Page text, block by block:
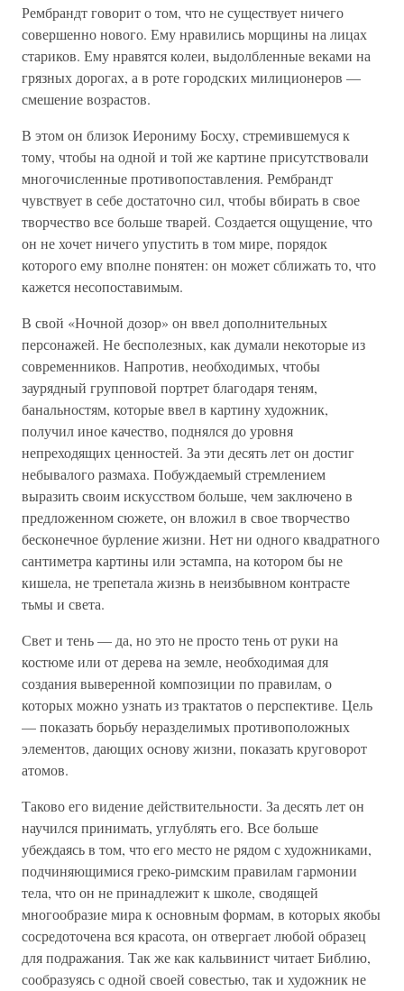
Рембрандт говорит о том, что не существует ничего
совершенно нового. Ему нравились морщины на лицах
стариков. Ему нравятся колеи, выдолбленные веками на
грязных дорогах, а в роте городских милиционеров —
смешение возрастов.
В этом он близок Иерониму Босху, стремившемуся к
тому, чтобы на одной и той же картине присутствовали
многочисленные противопоставления. Рембрандт
чувствует в себе достаточно сил, чтобы вбирать в свое
творчество все больше тварей. Создается ощущение, что
он не хочет ничего упустить в том мире, порядок
которого ему вполне понятен: он может сближать то, что
кажется несопоставимым.
В свой «Ночной дозор» он ввел дополнительных
персонажей. Не бесполезных, как думали некоторые из
современников. Напротив, необходимых, чтобы
заурядный групповой портрет благодаря теням,
банальностям, которые ввел в картину художник,
получил иное качество, поднялся до уровня
непреходящих ценностей. За эти десять лет он достиг
небывалого размаха. Побуждаемый стремлением
выразить своим искусством больше, чем заключено в
предложенном сюжете, он вложил в свое творчество
бесконечное бурление жизни. Нет ни одного квадратного
сантиметра картины или эстампа, на котором бы не
кишела, не трепетала жизнь в неизбывном контрасте
тьмы и света.
Свет и тень — да, но это не просто тень от руки на
костюме или от дерева на земле, необходимая для
создания выверенной композиции по правилам, о
которых можно узнать из трактатов о перспективе. Цель
— показать борьбу неразделимых противоположных
элементов, дающих основу жизни, показать круговорот
атомов.
Таково его видение действительности. За десять лет он
научился принимать, углублять его. Все больше
убеждаясь в том, что его место не рядом с художниками,
подчиняющимися греко-римским правилам гармонии
тела, что он не принадлежит к школе, сводящей
многообразие мира к основным формам, в которых якобы
сосредоточена вся красота, он отвергает любой образец
для подражания. Так же как кальвинист читает Библию,
сообразуясь с одной своей совестью, так и художник не